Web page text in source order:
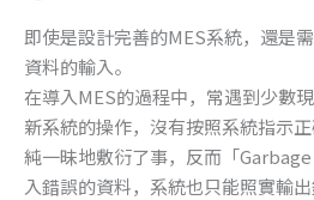
即使是設計完善的MES系統，還是
資料的輸入。
在導入MES的過程中，常遇到少數
新系統的操作，沒有按照系統指示
純一昧地敷衍了事，反而「
入錯誤的資料，系統也只能照實輸